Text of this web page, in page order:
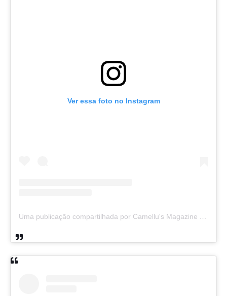
Ver essa foto no Instagram
Uma publicação compartilhada por Camellu's Magazine I e II (@camellus_magazine)